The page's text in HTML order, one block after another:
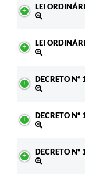
LEI
LEI
DECRETO
DECRETO
DECRETO